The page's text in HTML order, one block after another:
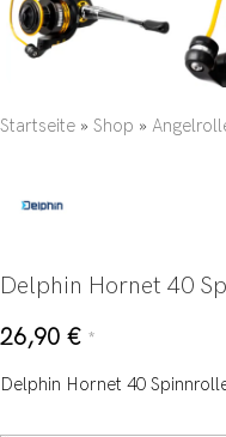
Startseite » Shop »
Delphin Hornet 40
26,90 € *
Delphin Hornet 40